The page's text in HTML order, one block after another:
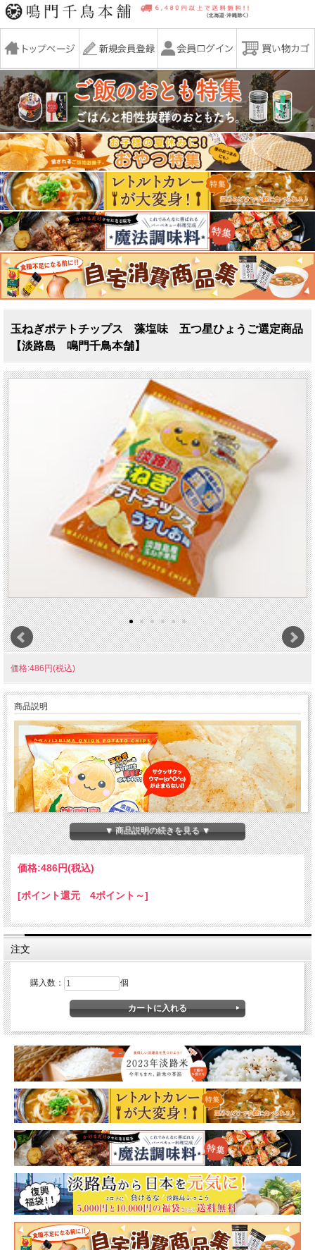
玉ねぎポテトチップス 藻塩味 五つ星ひょうご選定商品
【淡路島 鳴門千鳥本舗】
価格:486円(税込)
商品説明
▼ 商品説明の続きを見る ▼
価格:486円(税込)
[ポイント還元 4ポイント～]
注文
購入数： 個